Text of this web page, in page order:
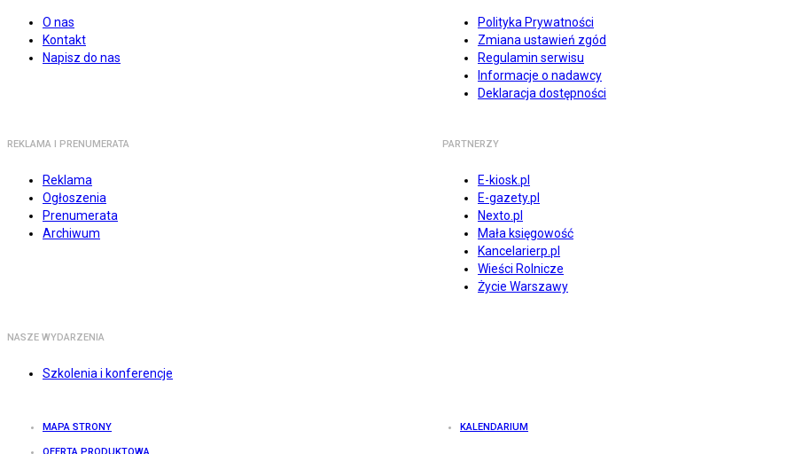
O nas
Kontakt
Napisz do nas
Polityka Prywatności
Zmiana ustawień zgód
Regulamin serwisu
Informacje o nadawcy
Deklaracja dostępności
REKLAMA I PRENUMERATA
Reklama
Ogłoszenia
Prenumerata
Archiwum
PARTNERZY
E-kiosk.pl
E-gazety.pl
Nexto.pl
Mała księgowość
Kancelarierp.pl
Wieści Rolnicze
Życie Warszawy
NASZE WYDARZENIA
Szkolenia i konferencje
MAPA STRONY KALENDARIUM